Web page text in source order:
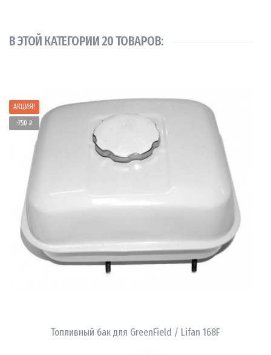
В ЭТОЙ КАТЕГОРИИ 20 ТОВАРОВ:
-750 ₽
АКЦИЯ!
Топливный бак для GreenField / Lifan 168F